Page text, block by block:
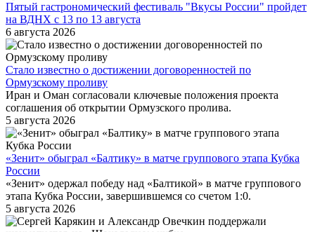
Пятый гастрономический фестиваль "Вкусы России" пройдет
на ВДНХ с 13 по 13 августа
6 августа 2026
Стало известно о достижении договоренностей по
Ормузскому проливу
Иран и Оман согласовали ключевые положения проекта
соглашения об открытии Ормузского пролива.
5 августа 2026
«Зенит» обыграл «Балтику» в матче группового этапа Кубка
России
«Зенит» одержал победу над «Балтикой» в матче группового
этапа Кубка России, завершившемся со счетом 1:0.
5 августа 2026